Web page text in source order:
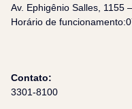
Av. Ephigênio Salles, 1155
Horário de
Contato:
3301-8100